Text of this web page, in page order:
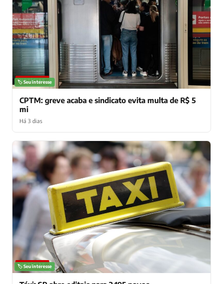
NOTÍCIAS
🏷️ Seu interesse
CPTM: greve acaba e sindicato evita multa de R$ 5
mi
Há 3 dias
NOTÍCIAS
🏷️ Seu interesse